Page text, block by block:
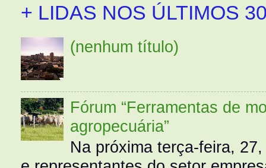
+ LIDAS NOS ÚLTIMOS
(nenhum título)
Fórum “Ferramentas de
agropecuária”
Na próxima terça-feira,